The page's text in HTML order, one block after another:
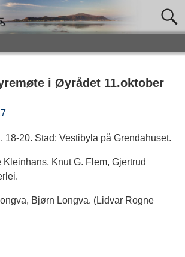
i Øyrådet 11.oktober
18-20. Stad: Vestibyla på Grendahuset.
Kleinhans, Knut G. Flem, Gjertrud
Bjørn Longva. (Lidvar Rogne